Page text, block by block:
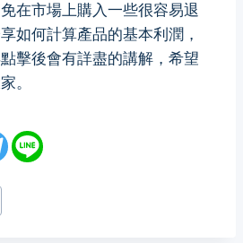
在市場上購入一些很容易退
如何計算產品的基本利潤，
擊後會有詳盡的講解，希望
。